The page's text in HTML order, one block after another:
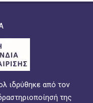
ιδρύθηκε από τον
της